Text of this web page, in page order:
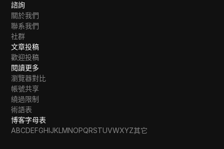
諮詢
關於我們
聯系我們
社群
文章投稿
歡迎投稿
閱讀更多
瀏覽器對比
帳號共享
繞過限制
術語表
博客字母表
ABCDEFGHIJKLMNOPQRSTUVWXYZ其它